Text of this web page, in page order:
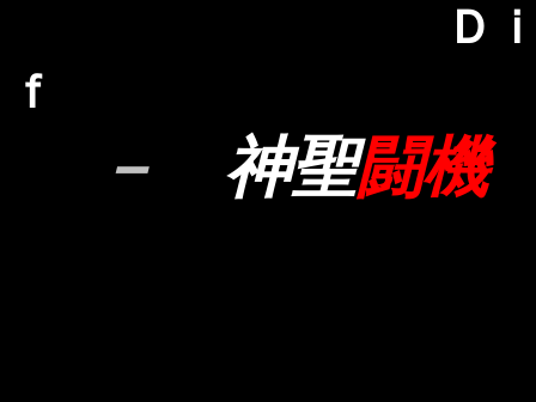
ｆ
－ 神聖闘機